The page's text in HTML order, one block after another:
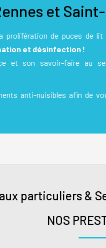
et
prolifération de puces de
et désinfection !
et son savoir-faire au
anti-nuisibles afin de
particuliers &
NOS